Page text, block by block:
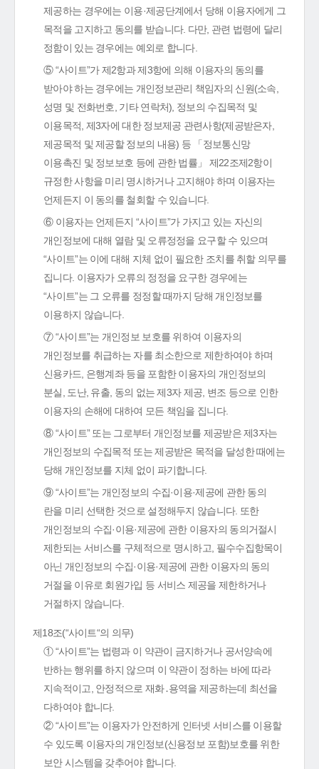
제공하는 경우에는 이용·제공단계에서 당해 이용자에게 그
목적을 고지하고 동의를 받습니다. 다만, 관련 법령에 달리
정함이 있는 경우에는 예외로 합니다.
⑤ “사이트”가 제2항과 제3항에 의해 이용자의 동의를
받아야 하는 경우에는 개인정보관리 책임자의 신원(소속,
성명 및 전화번호, 기타 연락처), 정보의 수집목적 및
이용목적, 제3자에 대한 정보제공 관련사항(제공받은자,
제공목적 및 제공할 정보의 내용) 등 「정보통신망
이용촉진 및 정보보호 등에 관한 법률」 제22조제2항이
규정한 사항을 미리 명시하거나 고지해야 하며 이용자는
언제든지 이 동의를 철회할 수 있습니다.
⑥ 이용자는 언제든지 “사이트”가 가지고 있는 자신의
개인정보에 대해 열람 및 오류정정을 요구할 수 있으며
“사이트”는 이에 대해 지체 없이 필요한 조치를 취할 의무를
집니다. 이용자가 오류의 정정을 요구한 경우에는
“사이트”는 그 오류를 정정할 때까지 당해 개인정보를
이용하지 않습니다.
⑦ “사이트”는 개인정보 보호를 위하여 이용자의
개인정보를 취급하는 자를 최소한으로 제한하여야 하며
신용카드, 은행계좌 등을 포함한 이용자의 개인정보의
분실, 도난, 유출, 동의 없는 제3자 제공, 변조 등으로 인한
이용자의 손해에 대하여 모든 책임을 집니다.
⑧ “사이트” 또는 그로부터 개인정보를 제공받은 제3자는
개인정보의 수집목적 또는 제공받은 목적을 달성한 때에는
당해 개인정보를 지체 없이 파기합니다.
⑨ “사이트”는 개인정보의 수집·이용·제공에 관한 동의
란을 미리 선택한 것으로 설정해두지 않습니다. 또한
개인정보의 수집·이용·제공에 관한 이용자의 동의거절시
제한되는 서비스를 구체적으로 명시하고, 필수수집항목이
아닌 개인정보의 수집·이용·제공에 관한 이용자의 동의
거절을 이유로 회원가입 등 서비스 제공을 제한하거나
거절하지 않습니다.
제18조(“사이트“의 의무)
① “사이트”는 법령과 이 약관이 금지하거나 공서양속에
반하는 행위를 하지 않으며 이 약관이 정하는 바에 따라
지속적이고, 안정적으로 재화․용역을 제공하는데 최선을
다하여야 합니다.
② “사이트”는 이용자가 안전하게 인터넷 서비스를 이용할
수 있도록 이용자의 개인정보(신용정보 포함)보호를 위한
보안 시스템을 갖추어야 합니다.